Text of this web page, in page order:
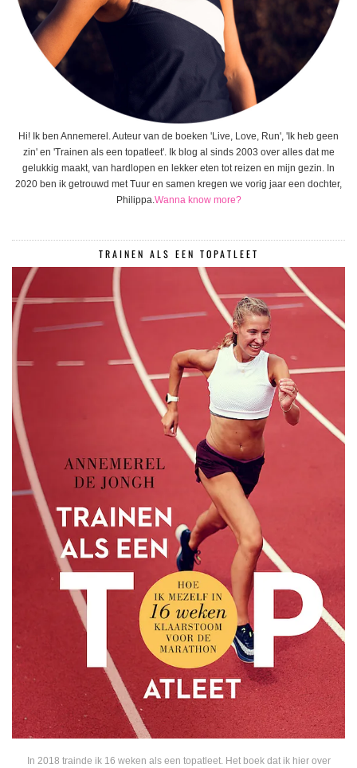
Hi! Ik ben Annemerel. Auteur van de boeken 'Live, Love, Run', 'Ik heb geen
zin' en 'Trainen als een topatleet'. Ik blog al sinds 2003 over alles dat me
gelukkig maakt, van hardlopen en lekker eten tot reizen en mijn gezin. In
2020 ben ik getrouwd met Tuur en samen kregen we vorig jaar een dochter,
Philippa.Wanna know more?
TRAINEN ALS EEN TOPATLEET
In 2018 trainde ik 16 weken als een topatleet. Het boek dat ik hier over